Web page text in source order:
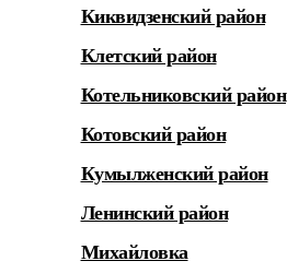
Киквидзенский район
Клетский район
Котельниковский район
Котовский район
Кумылженский район
Ленинский район
Михайловка